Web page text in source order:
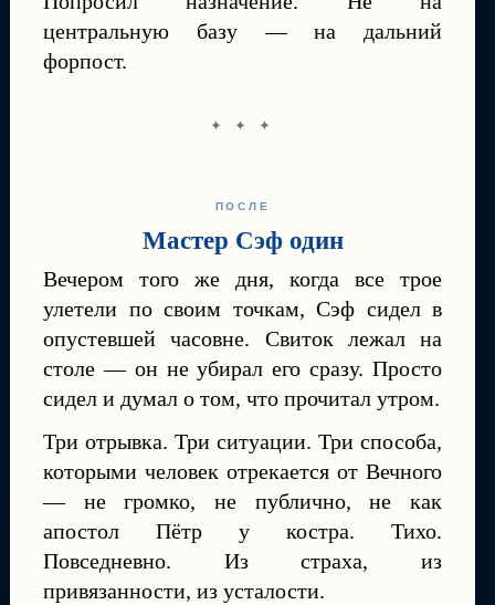
центральную базу — на дальний
форпост.
✦ ✦ ✦
ПОСЛЕ
Мастер Сэф один
Вечером того же дня, когда все трое
улетели по своим точкам, Сэф сидел в
опустевшей часовне. Свиток лежал на
столе — он не убирал его сразу. Просто
сидел и думал о том, что прочитал утром.
Три отрывка. Три ситуации. Три способа,
которыми человек отрекается от Вечного
— не громко, не публично, не как
апостол Пётр у костра. Тихо.
Повседневно. Из страха, из
привязанности, из усталости.